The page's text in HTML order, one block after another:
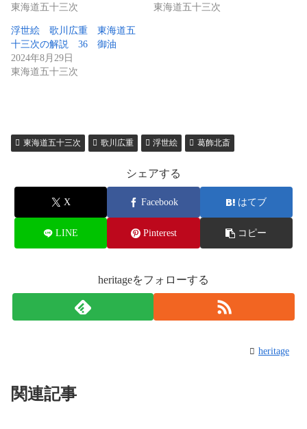
東海道五十三次
東海道五十三次
浮世絵 歌川広重 東海道五
十三次の解説 36 御油
2024年8月29日
東海道五十三次
東海道五十三次 歌川広重 浮世絵 葛飾北斎
シェアする
X Facebook はてブ
LINE Pinterest コピー
heritageをフォローする
heritage
関連記事